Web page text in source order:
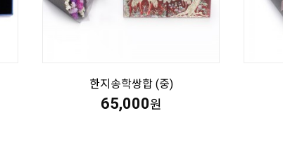
한지송학쌍합 (중)
65,000원